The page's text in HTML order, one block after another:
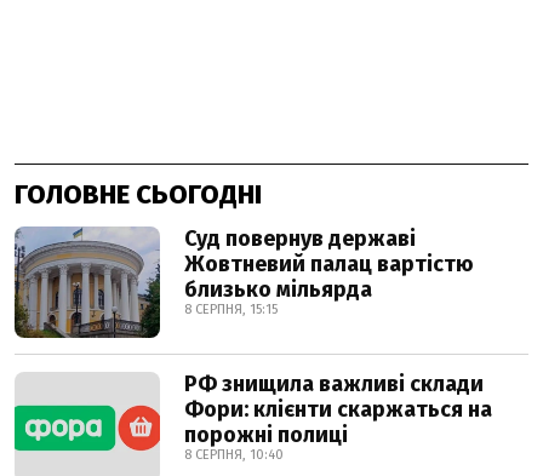
ГОЛОВНЕ СЬОГОДНІ
Суд повернув державі
Жовтневий палац вартістю
близько мільярда
8 СЕРПНЯ, 15:15
РФ знищила важливі склади
Фори: клієнти скаржаться на
порожні полиці
8 СЕРПНЯ, 10:40